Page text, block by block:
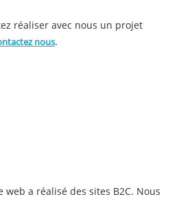
réaliser avec nous un projet
nous.
web a réalisé des sites B2C. Nous